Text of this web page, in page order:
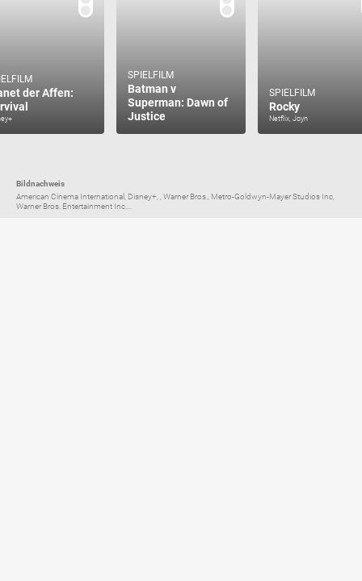
der Affen:
SPIELFILM
Batman v
Superman: Dawn of
Justice
SPIELFILM
Rocky
Netflix, Joyn
Bildnachweis
American Cinema International, Disney+, , Warner Bros., Metro-Goldwyn-Mayer Studios Inc,
Warner Bros. Entertainment Inc....